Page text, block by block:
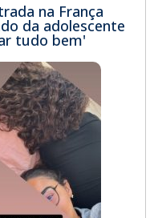
na França
da adolescente
tudo bem'